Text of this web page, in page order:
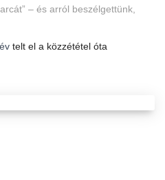
– és arról beszélgettünk,
telt el a közzététel óta